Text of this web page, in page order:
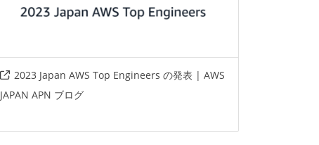
2023 Japan AWS Top Engineers の発表 | AWS
JAPAN APN ブログ